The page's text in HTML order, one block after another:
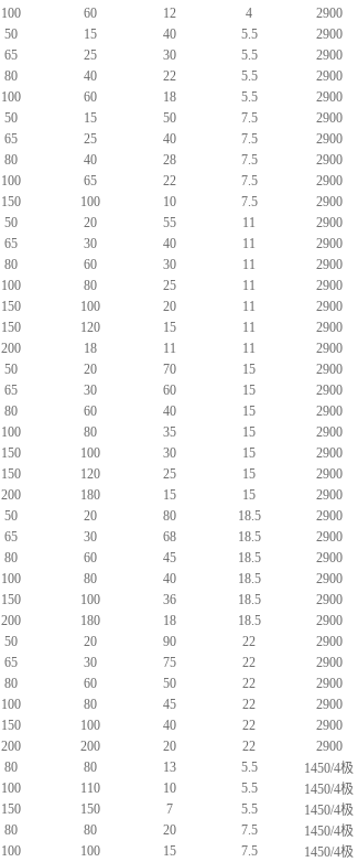
100 60 12 4
2900
50 15 40 5.5
2900
65 25 30 5.5
2900
80 40 22 5.5
2900
100 60 18 5.5
2900
50 15 50 7.5
2900
65 25 40 7.5
2900
80 40 28 7.5
2900
100 65 22 7.5
2900
150 100 10 7.5
2900
50 20 55 11
2900
65 30 40 11
2900
80 60 30 11
2900
100 80 25 11
2900
150 100 20 11
2900
150 120 15 11
2900
200 18 11 11
2900
50 20 70 15
2900
65 30 60 15
2900
80 60 40 15
2900
100 80 35 15
2900
150 100 30 15
2900
150 120 25 15
2900
200 180 15 15
2900
50 20 80 18.5
2900
65 30 68 18.5
2900
80 60 45 18.5
2900
100 80 40 18.5
2900
150 100 36 18.5
2900
200 180 18 18.5
2900
50 20 90 22
2900
65 30 75 22
2900
80 60 50 22
2900
100 80 45 22
2900
150 100 40 22
2900
200 200 20 22
2900
80 80 13 5.5
1450/4极
100 110 10 5.5
1450/4极
150 150 7 5.5
1450/4极
80 80 20 7.5
1450/4极
100 100 15 7.5
1450/4极